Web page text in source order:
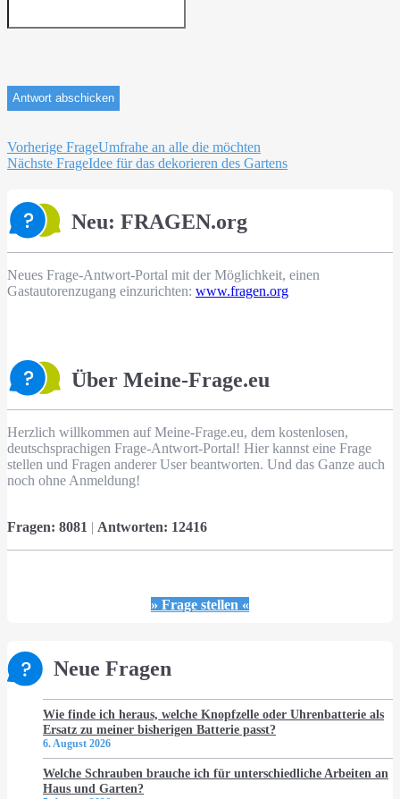
Beitragsnavigation
Vorherige FrageUmfrahe an alle die möchten
Nächste FrageIdee für das dekorieren des Gartens
Neu: FRAGEN.org
Neues Frage-Antwort-Portal mit der Möglichkeit, einen
Gastautorenzugang einzurichten: www.fragen.org
Über Meine-Frage.eu
Herzlich willkommen auf Meine-Frage.eu, dem kostenlosen,
deutschsprachigen Frage-Antwort-Portal! Hier kannst eine Frage
stellen und Fragen anderer User beantworten. Und das Ganze auch
noch ohne Anmeldung!
Fragen: 8081 | Antworten: 12416
» Frage stellen «
Neue Fragen
Wie finde ich heraus, welche Knopfzelle oder Uhrenbatterie als
Ersatz zu meiner bisherigen Batterie passt?
6. August 2026
Welche Schrauben brauche ich für unterschiedliche Arbeiten an
Haus und Garten?